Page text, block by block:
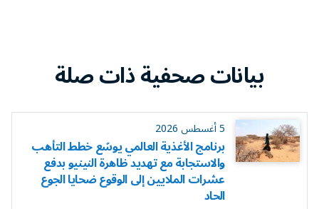
بيانات صحفية ذات صلة
5 أغسطس 2026
برنامج الأغذية العالمي يوسّع خطط التأهب
والاستجابة مع تهديد ظاهرة النينيو بدفع
عشرات الملايين إلى الوقوع ضحايا الجوع
الحاد